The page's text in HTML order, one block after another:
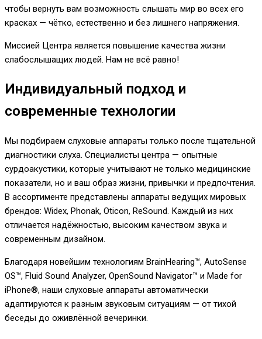
чтобы вернуть вам возможность слышать мир во всех его
красках — чётко, естественно и без лишнего напряжения.
Миссией Центра является повышение качества жизни
слабослышащих людей. Нам не всё равно!
Индивидуальный подход и
современные технологии
Мы подбираем слуховые аппараты только после тщательной
диагностики слуха. Специалисты центра — опытные
сурдоакустики, которые учитывают не только медицинские
показатели, но и ваш образ жизни, привычки и предпочтения.
В ассортименте представлены аппараты ведущих мировых
брендов: Widex, Phonak, Oticon, ReSound. Каждый из них
отличается надёжностью, высоким качеством звука и
современным дизайном.
Благодаря новейшим технологиям BrainHearing™, AutoSense
OS™, Fluid Sound Analyzer, OpenSound Navigator™ и Made for
iPhone®, наши слуховые аппараты автоматически
адаптируются к разным звуковым ситуациям — от тихой
беседы до оживлённой вечеринки.